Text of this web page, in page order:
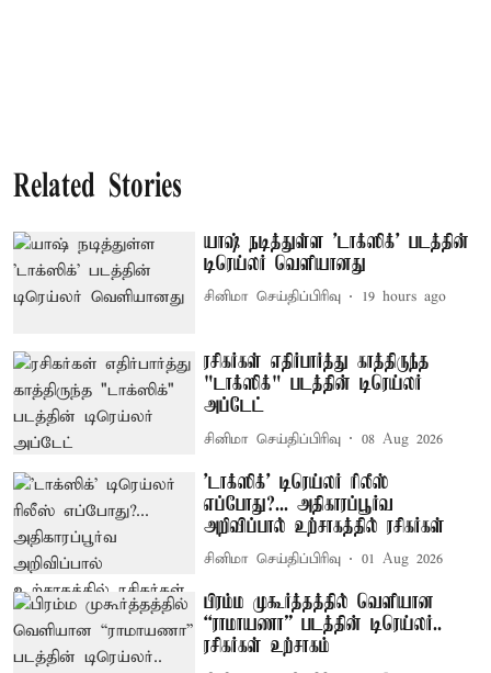
Related Stories
யாஷ் நடித்துள்ள 'டாக்‌ஸிக்' படத்தின்
டிரெய்லர் வெளியானது
சினிமா செய்திப்பிரிவு 19 hours ago
ரசிகர்கள் எதிர்பார்த்து காத்திருந்த
"டாக்ஸிக்" படத்தின் டிரெய்லர்
அப்டேட்
சினிமா செய்திப்பிரிவு 08 Aug 2026
'டாக்ஸிக்' டிரெய்லர் ரிலீஸ்
எப்போது?... அதிகாரப்பூர்வ
அறிவிப்பால் உற்சாகத்தில் ரசிகர்கள்
சினிமா செய்திப்பிரிவு 01 Aug 2026
பிரம்ம முகூர்த்தத்தில் வெளியான
“ராமாயணா” படத்தின் டிரெய்லர்..
ரசிகர்கள் உற்சாகம்